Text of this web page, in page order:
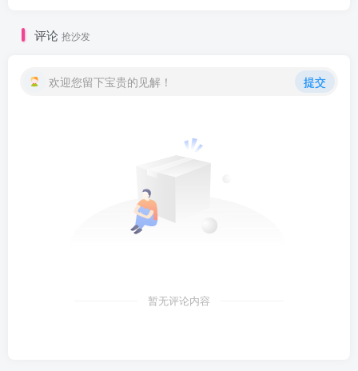
评论 抢沙发
欢迎您留下宝贵的见解！ 提交
暂无评论内容